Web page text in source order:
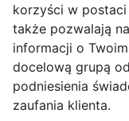
korzyści w
także pozwalają
informacji o
docelową grupą
podniesienia
zaufania klienta.